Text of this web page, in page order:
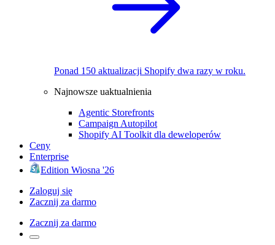
Ponad 150 aktualizacji Shopify dwa razy w roku.
Najnowsze uaktualnienia
Agentic Storefronts
Campaign Autopilot
Shopify AI Toolkit dla deweloperów
Ceny
Enterprise
Edition Wiosna '26
Zaloguj się
Zacznij za darmo
Zacznij za darmo